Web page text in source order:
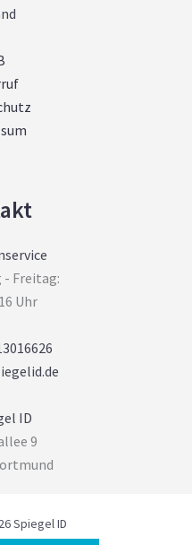
- Freitag:
Uhr
ID
9
Spiegel ID